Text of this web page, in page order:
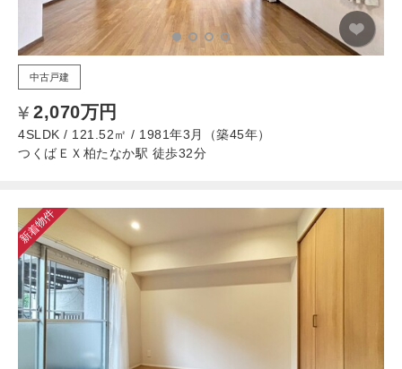
中古戸建
2,070万円
4SLDK / 121.52㎡ / 1981年3月（築45年）
つくばＥＸ柏たなか駅 徒歩32分
新着物件